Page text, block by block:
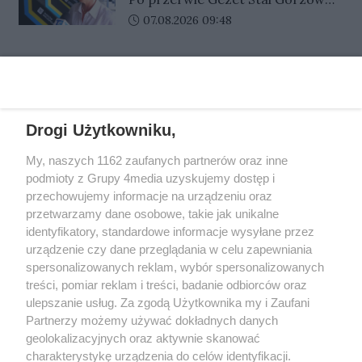
Miłkowski dziennikarz Gazety
Lubuskiej i portalu Gorzów Nasze
wraca do ligowego ścigania. W
Jancarza gorzowianie zmierzą się
kibiców czeka wiele atrakcji. Bilety
w sprzedaży.
Data dodania artykułu:
07.08.2026 09:48
REKLAMA
Drogi Użytkowniku,
My, naszych 1162 zaufanych partnerów oraz inne
podmioty z Grupy 4media uzyskujemy dostęp i
przechowujemy informacje na urządzeniu oraz
przetwarzamy dane osobowe, takie jak unikalne
identyfikatory, standardowe informacje wysyłane przez
urządzenie czy dane przeglądania w celu zapewniania
spersonalizowanych reklam, wybór spersonalizowanych
treści, pomiar reklam i treści, badanie odbiorców oraz
ulepszanie usług. Za zgodą Użytkownika my i Zaufani
Partnerzy możemy używać dokładnych danych
geolokalizacyjnych oraz aktywnie skanować
charakterystykę urządzenia do celów identyfikacji.